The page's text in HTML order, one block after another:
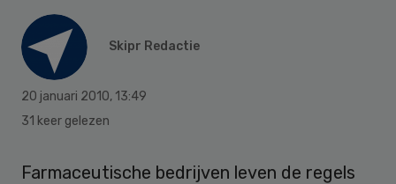
Skipr Redactie
20 januari 2010, 13:49
31 keer gelezen
Farmaceutische bedrijven leven de regels